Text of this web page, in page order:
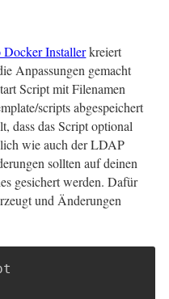
Docker Installerkreiert
Anpassungen gemacht
Script mit Filenamen
scripts abgespeichert
dass das Script optional
wie auch der LDAP
sollten auf deinen
gesichert werden. Dafür
und Änderungen